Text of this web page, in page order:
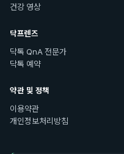
건강 영상
닥프렌즈
닥톡 QnA 전문가
닥톡 예약
약관 및 정책
이용약관
개인정보처리방침